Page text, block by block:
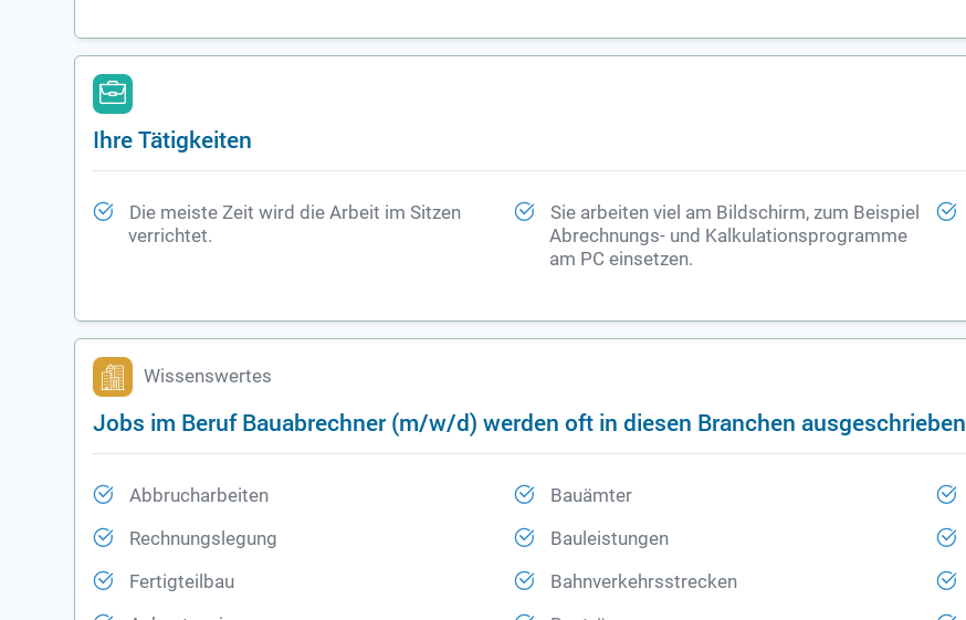
Ihre Tätigkeiten
Die meiste Zeit wird die Arbeit im Sitzen
verrichtet.
Sie arbeiten viel am Bildschirm, zum Beispiel
Abrechnungs- und Kalkulationsprogramme
am PC einsetzen.
Wissenswertes
Jobs im Beruf Bauabrechner (m/w/d) werden oft in diesen Branchen ausgeschrieben
Abbrucharbeiten Bauämter
Rechnungslegung Bauleistungen
Fertigteilbau Bahnverkehrsstrecken